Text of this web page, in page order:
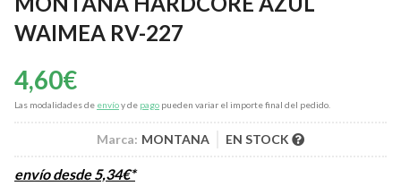
WAIMEA RV-227
4,60€
Las modalidades de envíoy de pago pueden variar el importe final del pedido.
Marca: MONTANA EN STOCK
envío desde5,34€*